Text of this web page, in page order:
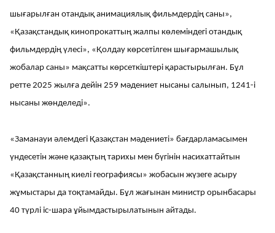
шығарылған отандық анимациялық фильмдердің саны»,
«Қазақстандық кинопрокаттың жалпы көлеміндегі отандық
фильмдердің үлесі», «Қолдау көрсетілген шығармашылық
жобалар саны» мақсатты көрсеткіштері қарастырылған. Бұл
ретте 2025 жылға дейін 259 мәдениет нысаны салынып, 1241-і
нысаны жөнделеді».
«Заманауи әлемдегі Қазақстан мәдениеті» бағдарламасымен
үндесетін және қазақтың тарихы мен бүгінін насихаттайтын
«Қазақстанның киелі географиясы» жобасын жүзеге асыру
жұмыстары да тоқтамайды. Бұл жағынан министр орынбасары
40 түрлі іс-шара ұйымдастырылатынын айтады.